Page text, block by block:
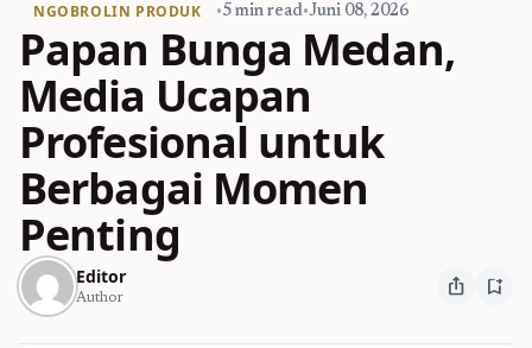
NGOBROLIN PRODUK •5 min read•Juni 08, 2026
Papan Bunga Medan,
Media Ucapan
Profesional untuk
Berbagai Momen
Penting
Editor
Author ios_share bookmark_add